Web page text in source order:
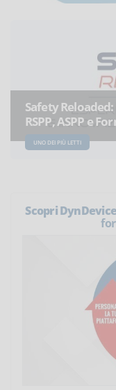
Safety
RSPP, ASPP e
UNO DEI PIÙ LETTI
Scopri